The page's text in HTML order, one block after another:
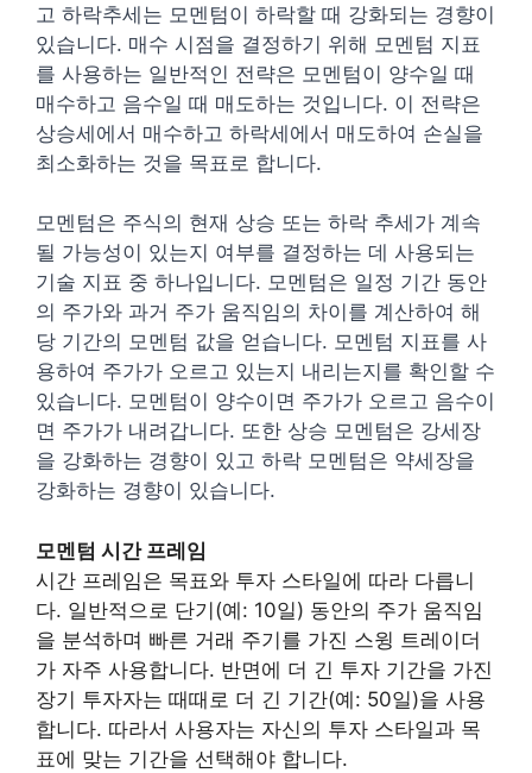
고 하락추세는 모멘텀이 하락할 때 강화되는 경향이
있습니다. 매수 시점을 결정하기 위해 모멘텀 지표
를 사용하는 일반적인 전략은 모멘텀이 양수일 때
매수하고 음수일 때 매도하는 것입니다. 이 전략은
상승세에서 매수하고 하락세에서 매도하여 손실을
최소화하는 것을 목표로 합니다.
모멘텀은 주식의 현재 상승 또는 하락 추세가 계속
될 가능성이 있는지 여부를 결정하는 데 사용되는
기술 지표 중 하나입니다. 모멘텀은 일정 기간 동안
의 주가와 과거 주가 움직임의 차이를 계산하여 해
당 기간의 모멘텀 값을 얻습니다. 모멘텀 지표를 사
용하여 주가가 오르고 있는지 내리는지를 확인할 수
있습니다. 모멘텀이 양수이면 주가가 오르고 음수이
면 주가가 내려갑니다. 또한 상승 모멘텀은 강세장
을 강화하는 경향이 있고 하락 모멘텀은 약세장을
강화하는 경향이 있습니다.
모멘텀 시간 프레임
시간 프레임은 목표와 투자 스타일에 따라 다릅니
다. 일반적으로 단기(예: 10일) 동안의 주가 움직임
을 분석하며 빠른 거래 주기를 가진 스윙 트레이더
가 자주 사용합니다. 반면에 더 긴 투자 기간을 가진
장기 투자자는 때때로 더 긴 기간(예: 50일)을 사용
합니다. 따라서 사용자는 자신의 투자 스타일과 목
표에 맞는 기간을 선택해야 합니다.